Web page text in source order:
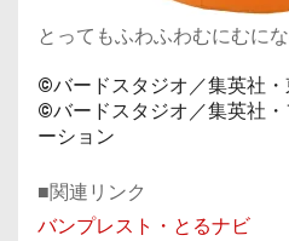
とってもふわふわむにむにな
©バードスタジオ／集英社
©バードスタジオ／集英社
ーション
■関連リンク
バンプレスト・とるナビ